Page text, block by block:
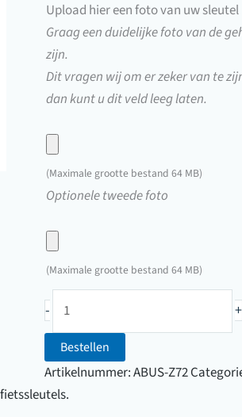
1043)
Upload hier een foto van uw sleutel
Graag een duidelijke foto van de
zijn.
Dit vragen wij om er zeker van te
dan kunt u dit veld leeg laten.
hier
een
van
uw
sleutel
(Maximale grootte bestand 64 MB)
Upload
foto
uw
sleutel
Optionele tweede foto
(Maximale grootte bestand 64 MB)
-
fietssleutel
(0001
t/m
+
Bestellen
Artikelnummer:ABUS-Z72